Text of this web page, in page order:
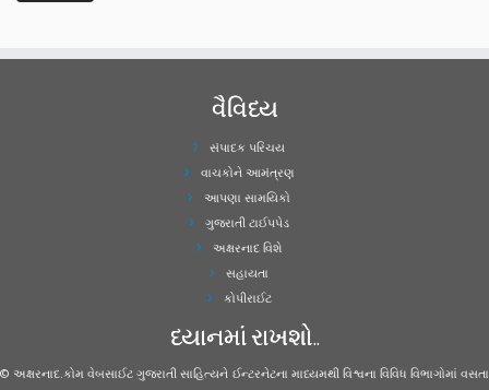
વૈવિધ્ય
સંપાદક પરિચય
વાચકોને આમંત્રણ
આપણા સામયિકો
ગુજરાતી ટાઈપપેડ
અક્ષરનાદ વિશે
સહાયતા
કોપીરાઈટ
ધ્યાનમાં રાખશો..
© અક્ષરનાદ.કોમ વેબસાઈટ ગુજરાતી સાહિત્યને ઈન્ટરનેટના માધ્યમથી વિશ્વના વિવિધ વિભાગોમાં વસતા